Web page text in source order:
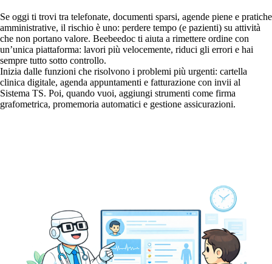
Se oggi ti trovi tra telefonate, documenti sparsi, agende piene e pratiche
amministrative, il rischio è uno: perdere tempo (e pazienti) su attività
che non portano valore. Beebeedoc ti aiuta a rimettere ordine con
un’unica piattaforma: lavori più velocemente, riduci gli errori e hai
sempre tutto sotto controllo.
Inizia dalle funzioni che risolvono i problemi più urgenti: cartella
clinica digitale, agenda appuntamenti e fatturazione con invii al
Sistema TS. Poi, quando vuoi, aggiungi strumenti come firma
grafometrica, promemoria automatici e gestione assicurazioni.